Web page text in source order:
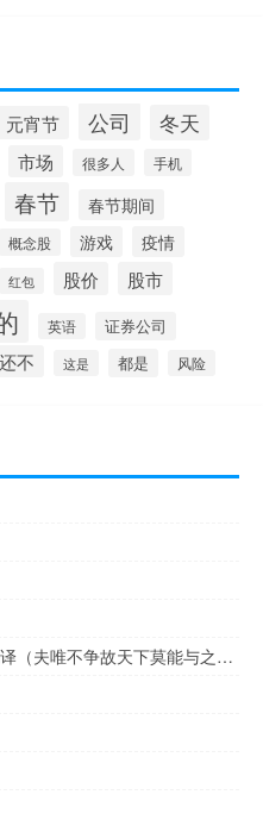
元宵节 公司 冬天
市场 很多人 手机
春节
春节期间
概念股 游戏 疫情
红包 股价 股市
英语 证券公司
还不 这是 都是 风险
夫唯不争故天下莫能与之争的翻译（夫唯不争故天下莫能与之争）